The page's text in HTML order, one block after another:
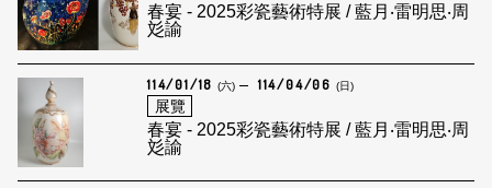
春宴 - 2025彩瓷藝術特展 / 藍月‧雷明思‧周
彣諭
114/01/18 (六) 114/04/06 (日)
展覽
春宴 - 2025彩瓷藝術特展 / 藍月‧雷明思‧周
彣諭